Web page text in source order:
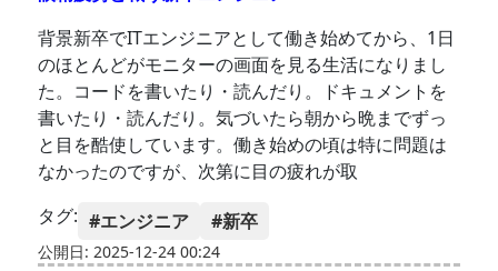
背景新卒でITエンジニアとして働き始めてから、1日
のほとんどがモニターの画面を見る生活になりまし
た。コードを書いたり・読んだり。ドキュメントを
書いたり・読んだり。気づいたら朝から晩までずっ
と目を酷使しています。働き始めの頃は特に問題は
なかったのですが、次第に目の疲れが取
タグ: #エンジニア #新卒
公開日: 2025-12-24 00:24